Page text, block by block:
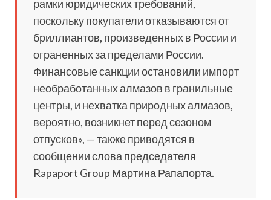
рамки юридических требований,
поскольку покупатели отказываются от
бриллиантов, произведенных в России и
ограненных за пределами России.
Финансовые санкции остановили импорт
необработанных алмазов в гранильные
центры, и нехватка природных алмазов,
вероятно, возникнет перед сезоном
отпусков», — также приводятся в
сообщении слова председателя
Rapaport Group Мартина Рапапорта.